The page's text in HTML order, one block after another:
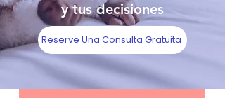
y tus decisiones
Reserve Una Consulta Gratuita